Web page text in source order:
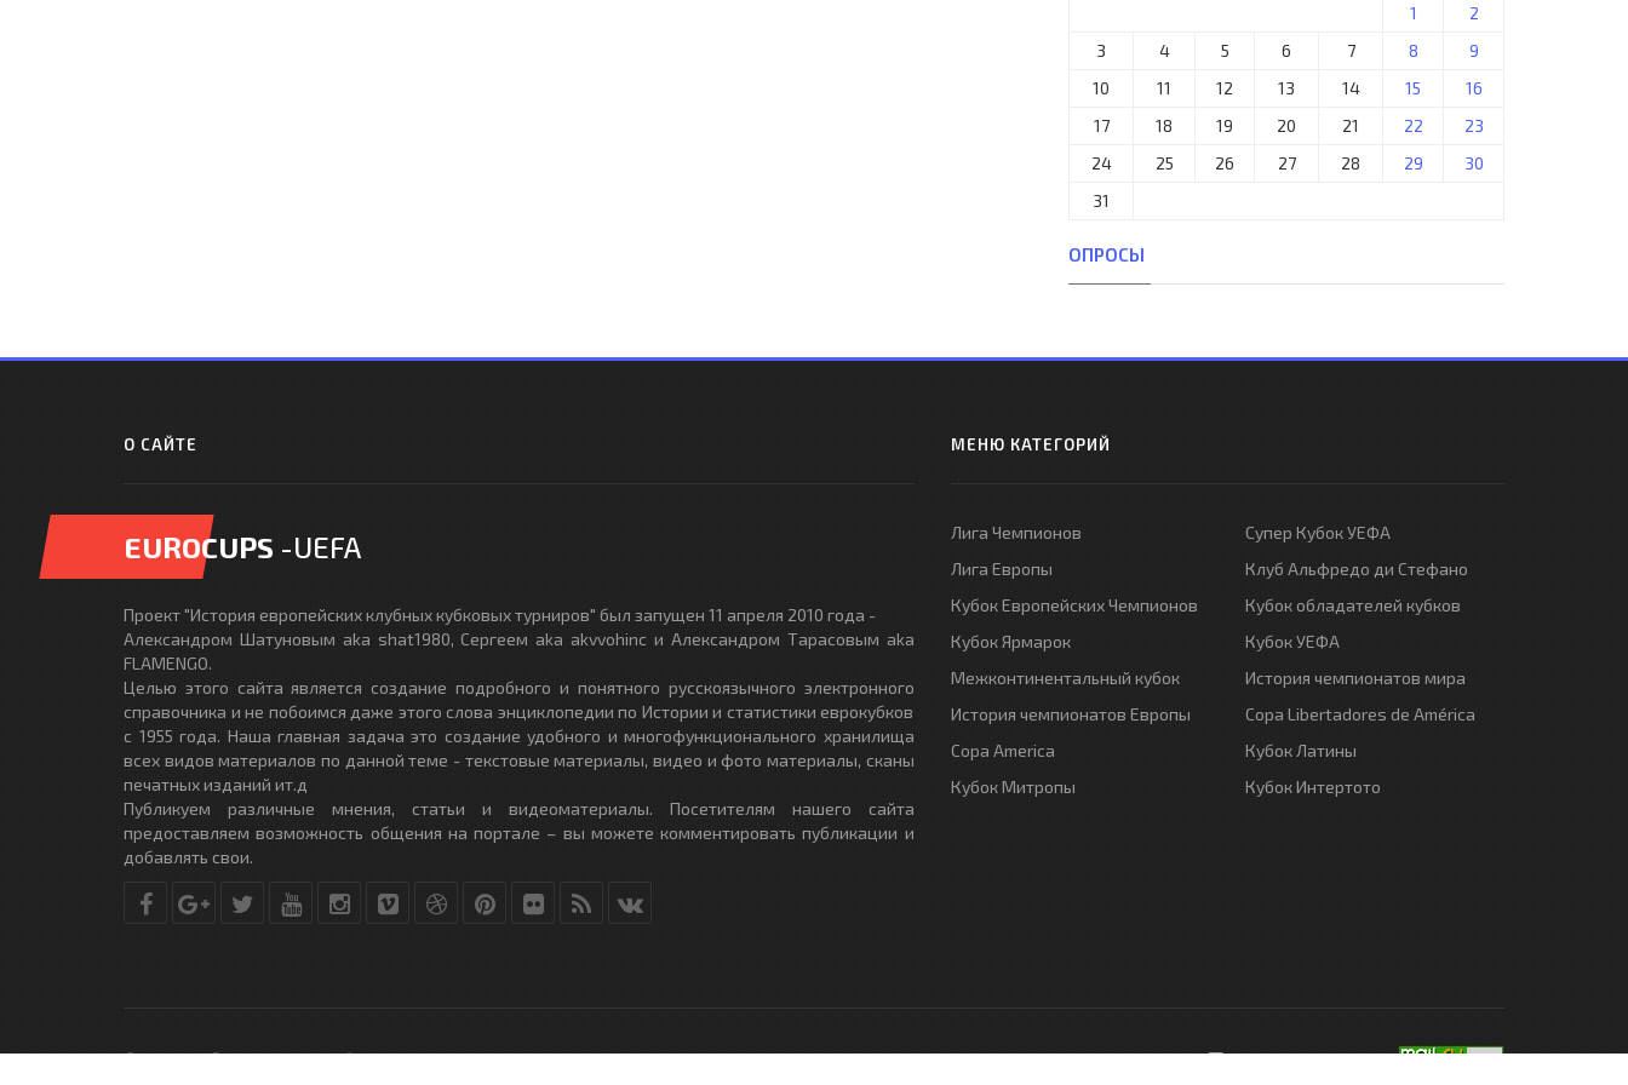
1
2
3
4 5 6 7 8
9
10
11 12 13 14 15
16
17
18 19 20 21 22
23
24
25 26 27 28 29
30
31
ОПРОСЫ
О САЙТЕ
EUROCUPS -UEFA
Проект "История европейских клубных кубковых турниров" был запущен 11 апреля 2010 года -
Александром Шатуновым aka shat1980, Сергеем aka akvvohinc и Александром Тарасовым aka
FLAMENGO.
Целью этого сайта является создание подробного и понятного русскоязычного электронного
справочника и не побоимся даже этого слова энциклопедии по Истории и статистики еврокубков
с 1955 года. Наша главная задача это создание удобного и многофункционального хранилища
всех видов материалов по данной теме - текстовые материалы, видео и фото материалы, сканы
печатных изданий ит.д
Публикуем различные мнения, статьи и видеоматериалы. Посетителям нашего сайта
предоставляем возможность общения на портале – вы можете комментировать публикации и
добавлять свои.
МЕНЮ КАТЕГОРИЙ
Лига Чемпионов
Лига Европы
Кубок Европейских Чемпионов
Кубок Ярмарок
Межконтинентальный кубок
История чемпионатов Европы
Copa America
Кубок Митропы
Супер Кубок УЕФА
Клуб Альфредо ди Стефано
Кубок обладателей кубков
Кубок УЕФА
История чемпионатов мира
Copa Libertadores de América
Кубок Латины
Кубок Интертото
© Copyright © 2010-2017. Разработано студиейDLE-THEME.RU- All Rights Reserved.